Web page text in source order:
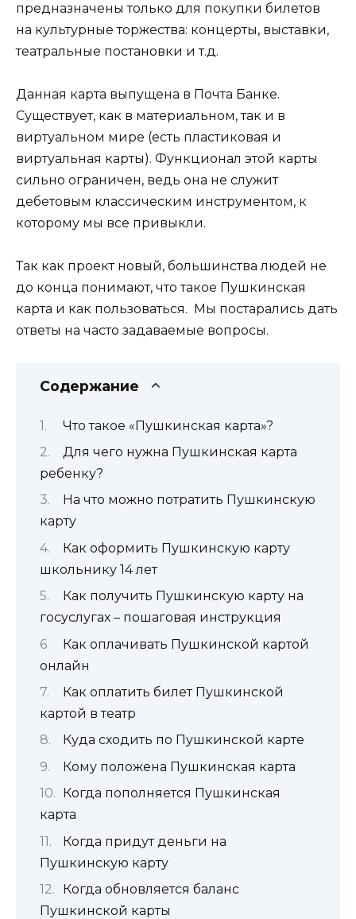
предназначены только для покупки билетов
на культурные торжества: концерты, выставки,
театральные постановки и т.д.
Данная карта выпущена в Почта Банке.
Существует, как в материальном, так и в
виртуальном мире (есть пластиковая и
виртуальная карты). Функционал этой карты
сильно ограничен, ведь она не служит
дебетовым классическим инструментом, к
которому мы все привыкли.
Так как проект новый, большинства людей не
до конца понимают, что такое Пушкинская
карта и как пользоваться. Мы постарались дать
ответы на часто задаваемые вопросы.
Содержание
Что такое «Пушкинская карта»?
Для чего нужна Пушкинская карта
ребенку?
На что можно потратить Пушкинскую
карту
Как оформить Пушкинскую карту
школьнику 14 лет
Как получить Пушкинскую карту на
госуслугах – пошаговая инструкция
Как оплачивать Пушкинской картой
онлайн
Как оплатить билет Пушкинской
картой в театр
Куда сходить по Пушкинской карте
Кому положена Пушкинская карта
Когда пополняется Пушкинская
карта
Когда придут деньги на
Пушкинскую карту
Когда обновляется баланс
Пушкинской карты